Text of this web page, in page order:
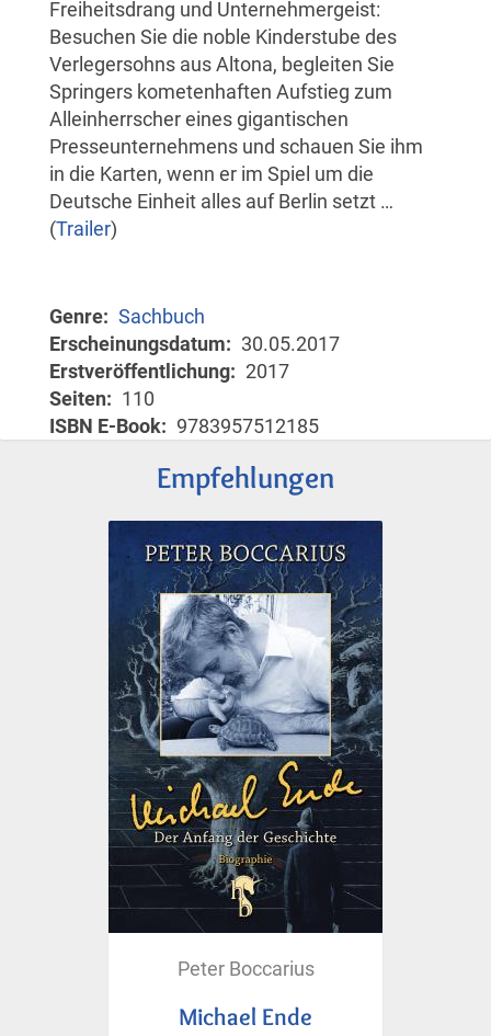
Freiheitsdrang und Unternehmergeist:
Besuchen Sie die noble Kinderstube des
Verlegersohns aus Altona, begleiten Sie
Springers kometenhaften Aufstieg zum
Alleinherrscher eines gigantischen
Presseunternehmens und schauen Sie ihm
in die Karten, wenn er im Spiel um die
Deutsche Einheit alles auf Berlin setzt …
(Trailer)
Genre
Sachbuch
Erscheinungsdatum
30.05.2017
Erstveröffentlichung
2017
Seiten
110
ISBN E-Book
9783957512185
Empfehlungen
Peter Boccarius
Michael Ende